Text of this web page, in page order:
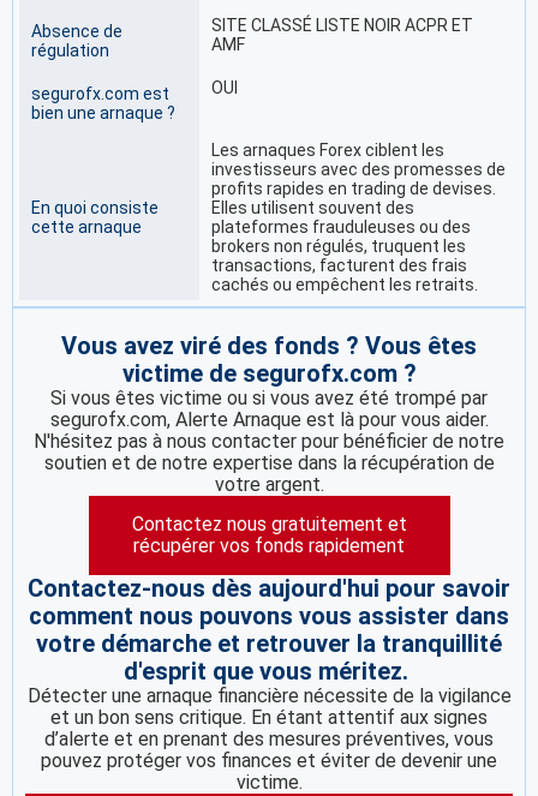
Absence de
régulation
SITE CLASSÉ LISTE NOIR ACPR ET
AMF
segurofx.com est
bien une arnaque ?
OUI
En quoi consiste
cette arnaque
Les arnaques Forex ciblent les
investisseurs avec des promesses de
profits rapides en trading de devises.
Elles utilisent souvent des
plateformes frauduleuses ou des
brokers non régulés, truquent les
transactions, facturent des frais
cachés ou empêchent les retraits.
Vous avez viré des fonds ? Vous êtes
victime de segurofx.com ?
Si vous êtes victime ou si vous avez été trompé par
segurofx.com, Alerte Arnaque est là pour vous aider.
N'hésitez pas à nous contacter pour bénéficier de notre
soutien et de notre expertise dans la récupération de
votre argent.
Contactez nous gratuitement et
récupérer vos fonds rapidement
Contactez-nous dès aujourd'hui pour savoir
comment nous pouvons vous assister dans
votre démarche et retrouver la tranquillité
d'esprit que vous méritez.
Détecter une arnaque financière nécessite de la vigilance
et un bon sens critique. En étant attentif aux signes
d’alerte et en prenant des mesures préventives, vous
pouvez protéger vos finances et éviter de devenir une
victime.